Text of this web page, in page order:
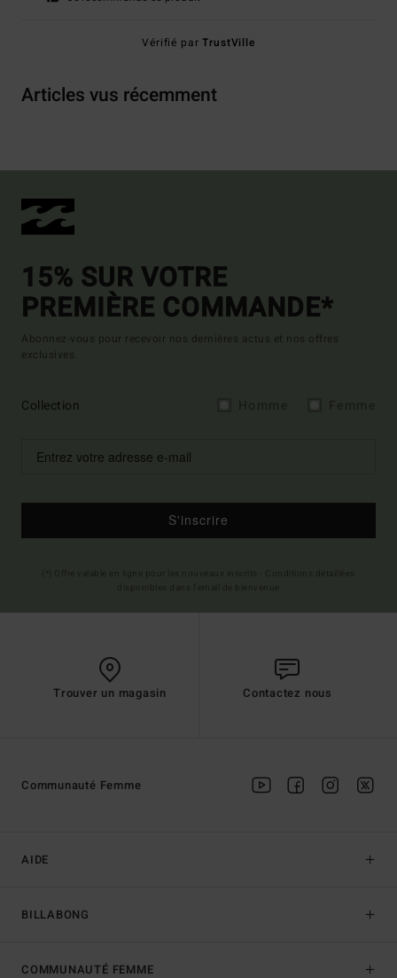
Vérifié parTrustVille
Articles vus récemment
15% SUR VOTRE
PREMIÈRE COMMANDE*
Abonnez-vous pour recevoir nos dernières actus et nos offres
exclusives.
Collection
S'inscrire
Trouver un magasin Contactez nous
AIDE
BILLABONG
Communauté Femme
COMMUNAUTÉ FEMME